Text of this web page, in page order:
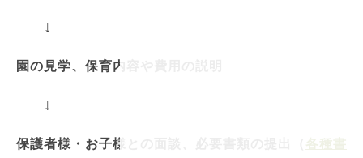
↓
園の見学、保育内容や費用の説明
↓
保護者様・お子様との面談、必要書類の提出（ 各種書